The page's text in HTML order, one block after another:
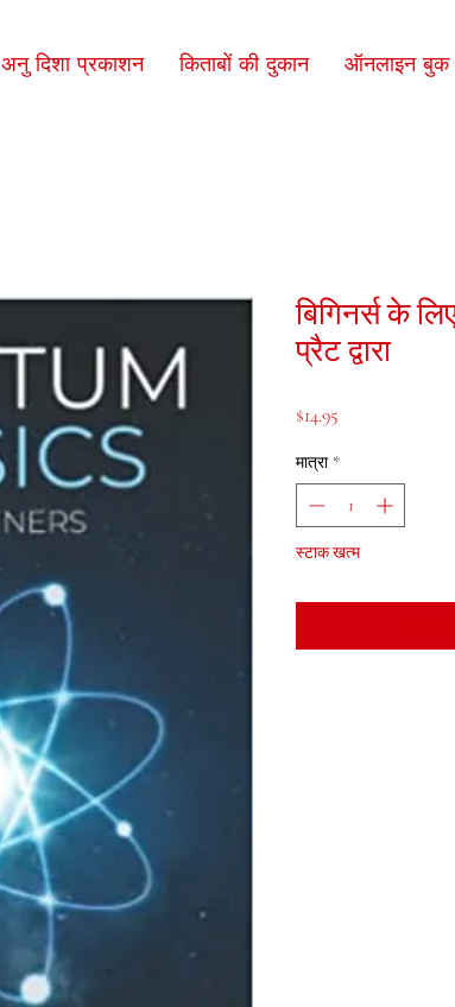
अनु दिशा प्रकाशन किताबों की दुकान ऑनलाइन
बिगिनर्स के
प्रैट द्वारा
$14.95
मात्रा *
स्टाक खत्म